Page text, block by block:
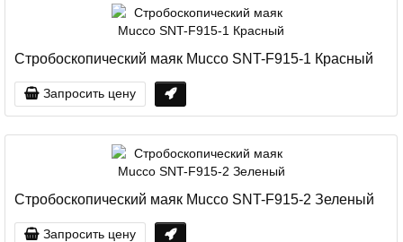
Стробоскопический маяк Mucco SNT-F915-1 Красный
Запросить цену
Стробоскопический маяк Mucco SNT-F915-2 Зеленый
Запросить цену